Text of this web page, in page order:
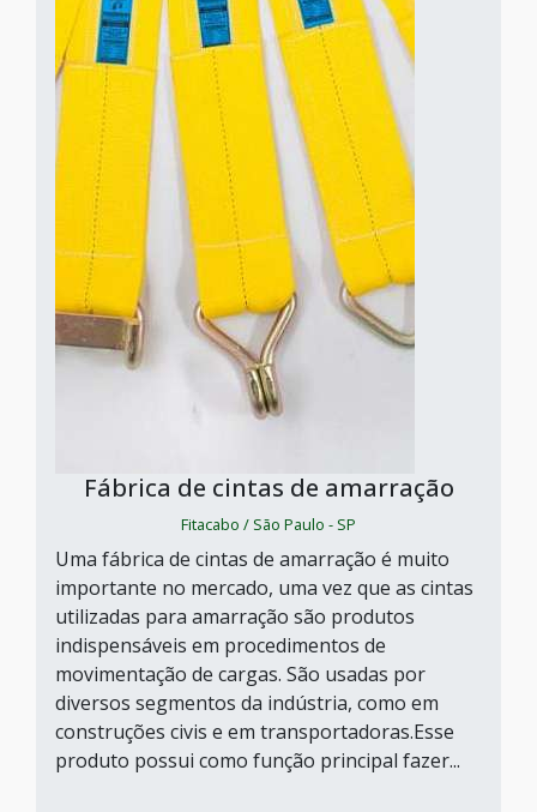
Fábrica de cintas de amarração
Fitacabo / São Paulo - SP
Uma fábrica de cintas de amarração é muito
importante no mercado, uma vez que as cintas
utilizadas para amarração são produtos
indispensáveis em procedimentos de
movimentação de cargas. São usadas por
diversos segmentos da indústria, como em
construções civis e em transportadoras.Esse
produto possui como função principal fazer...